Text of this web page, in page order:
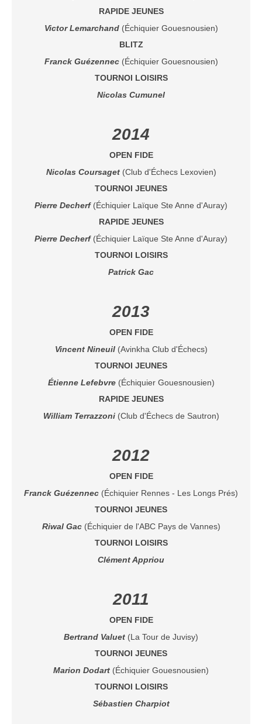
RAPIDE JEUNES
Victor Lemarchand(Échiquier Gouesnousien)
BLITZ
Franck Guézennec(Échiquier Gouesnousien)
TOURNOI LOISIRS
Nicolas Cumunel
2014
OPEN FIDE
Nicolas Coursaget(Club d'Échecs Lexovien)
TOURNOI JEUNES
Pierre Decherf(Échiquier Laïque Ste Anne d'Auray)
RAPIDE JEUNES
Pierre Decherf(Échiquier Laïque Ste Anne d'Auray)
TOURNOI LOISIRS
Patrick Gac
2013
OPEN FIDE
Vincent Nineuil(Avinkha Club d'Échecs)
TOURNOI JEUNES
ÉtienneLefebvre (Échiquier Gouesnousien)
RAPIDE JEUNES
William Terrazzoni(Club d'Échecs de Sautron)
2012
OPEN FIDE
Franck Guézennec (Échiquier Rennes - Les Longs Prés)
TOURNOI JEUNES
Riwal Gac(Échiquier de l'ABC Pays de Vannes)
TOURNOI LOISIRS
Clément Appriou
2011
OPEN FIDE
Bertrand Valuet (La Tour de Juvisy)
TOURNOI JEUNES
Marion Dodart (Échiquier Gouesnousien)
TOURNOI LOISIRS
Sébastien Charpiot